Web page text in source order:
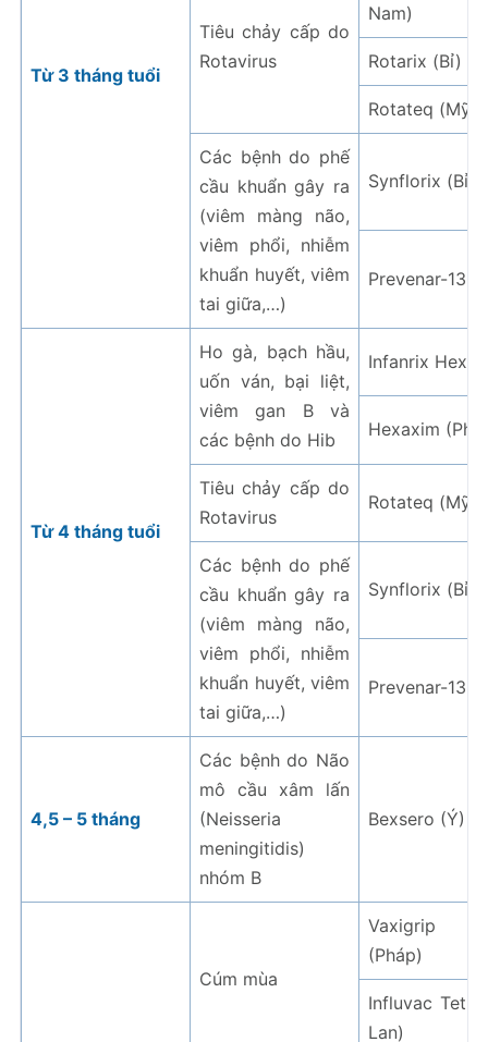
Từ 3 tháng tuổi
Tiêu chảy cấp do
Rotavirus
Nam)
Rotarix (Bỉ)
Rotateq (Mỹ)
Các bệnh do phế
cầu khuẩn gây ra
(viêm màng não,
viêm phổi, nhiễm
khuẩn huyết, viêm
tai giữa,…)
Synflorix (Bỉ)
Prevenar-13
Từ 4 tháng tuổi
Ho gà, bạch hầu,
uốn ván, bại liệt,
viêm gan B và
các bệnh do Hib
Infanrix Hexa
Hexaxim
Tiêu chảy cấp do
Rotavirus
Rotateq (Mỹ)
Các bệnh do phế
cầu khuẩn gây ra
(viêm màng não,
viêm phổi, nhiễm
khuẩn huyết, viêm
tai giữa,…)
Synflorix (Bỉ)
Prevenar-13
4,5 – 5 tháng
Các bệnh do Não
mô cầu xâm lấn
(Neisseria
meningitidis)
nhóm B
Bexsero (Ý)
Cúm mùa
Vaxigrip
(Pháp)
Influvac Tetra
Lan)